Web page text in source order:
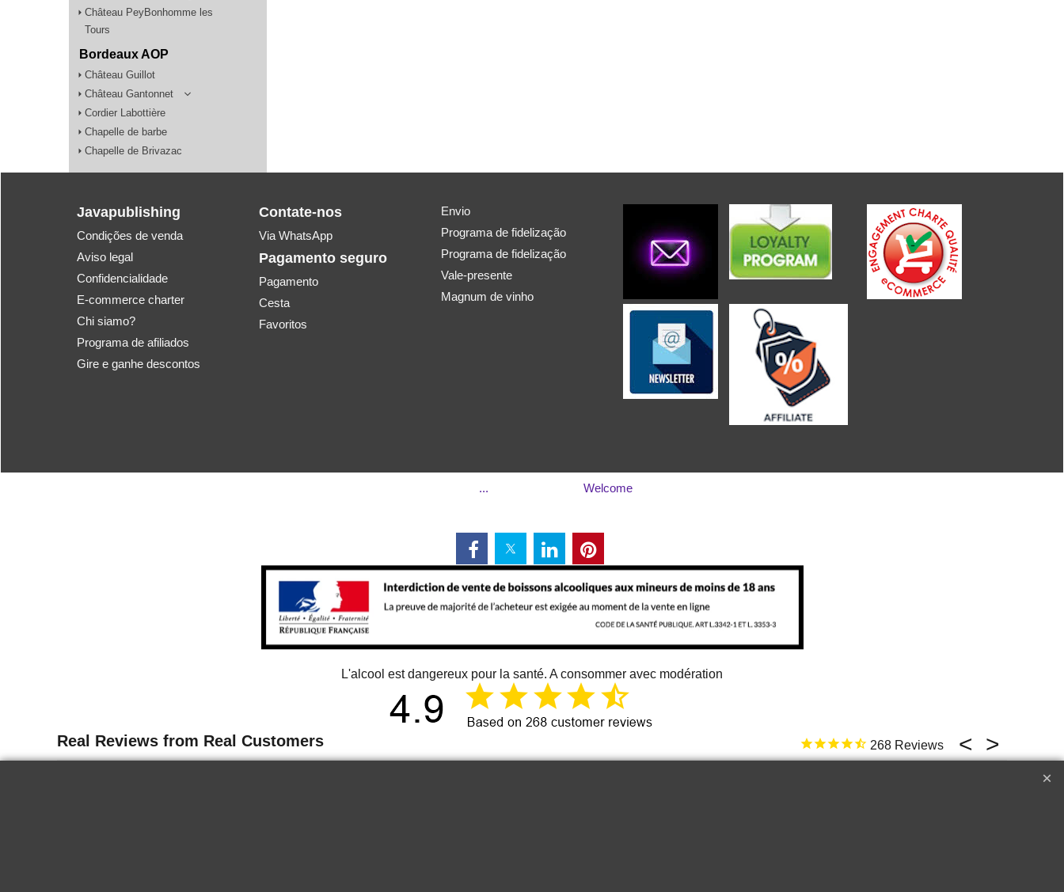
Château PeyBonhomme les
Tours
Bordeaux AOP
Château Guillot
Château Gantonnet
Cordier Labottière
Chapelle de barbe
Chapelle de Brivazac
Javapublishing
Condições de venda
Aviso legal
Confidencialidade
E-commerce charter
Chi siamo?
Programa de afiliados
Gire e ganhe descontos
Contate-nos
Via WhatsApp
Pagamento seguro
Pagamento
Cesta
Favoritos
Envio
Programa de fidelização
Programa de fidelização
Vale-presente
Magnum de vinho
Welcome
L'alcool est dangereux pour la santé. A consommer avec modération
268